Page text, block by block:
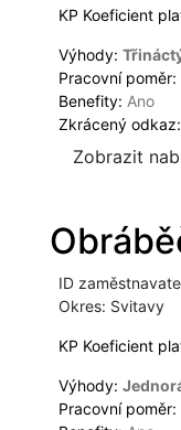
KP Koeficient
Výhody:
Pracovní poměr:
Benefity: Ano
Zkrácený odkaz:
Zobrazit
ID
Okres: Svitavy
KP Koeficient
Výhody:
Pracovní poměr: